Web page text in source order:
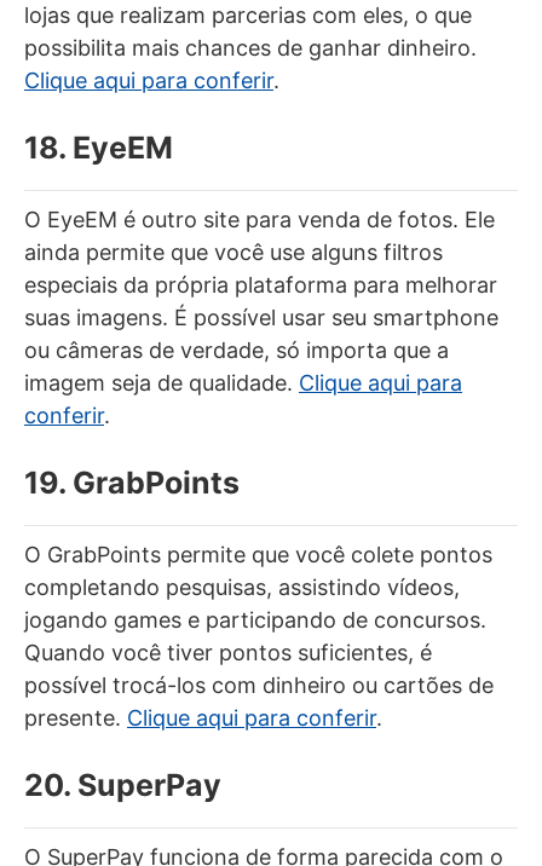
lojas que realizam parcerias com eles, o que
possibilita mais chances de ganhar dinheiro.
Clique aqui para conferir.
18. EyeEM
O EyeEM é outro site para venda de fotos. Ele
ainda permite que você use alguns filtros
especiais da própria plataforma para melhorar
suas imagens. É possível usar seu smartphone
ou câmeras de verdade, só importa que a
imagem seja de qualidade. Clique aqui para
conferir.
19. GrabPoints
O GrabPoints permite que você colete pontos
completando pesquisas, assistindo vídeos,
jogando games e participando de concursos.
Quando você tiver pontos suficientes, é
possível trocá-los com dinheiro ou cartões de
presente. Clique aqui para conferir.
20. SuperPay
O SuperPay funciona de forma parecida com o